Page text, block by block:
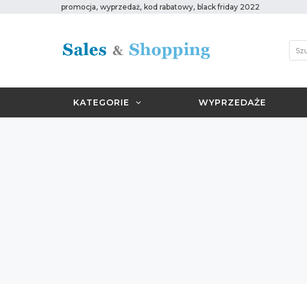
promocja, wyprzedaż, kod rabatowy, black friday 2022
KATEGORIE WYPRZEDAŻE